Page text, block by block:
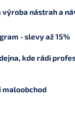
výroba nástrah a
- slevy až 15%
kde rádi
maloobchod